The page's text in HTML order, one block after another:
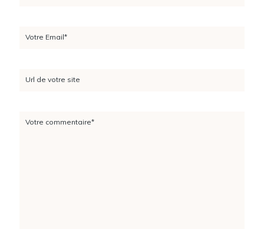
Votre Email*
Url de votre site
Votre commentaire*